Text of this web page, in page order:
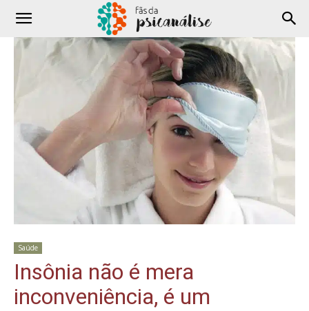
Saúde
Insônia não é mera
inconveniência, é um